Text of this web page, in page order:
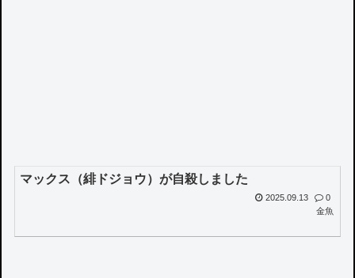
マックス（緋ドジョウ）が自殺しました
2025.09.13
0
金魚